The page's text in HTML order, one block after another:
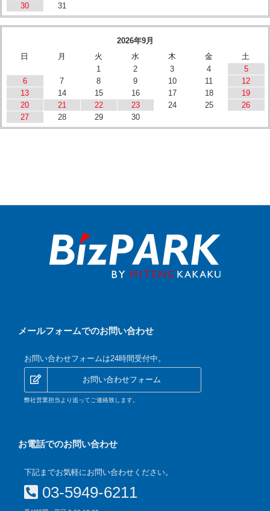
30
31
2026年9月
日
月 火 水 木 金
土
1
2 3 4
5
6
7 8 9 10 11
12
13
14 15 16 17 18
19
20
21 22 23 24 25
26
27
28 29 30
メールフォームでのお問い合わせ
お問い合わせフォームは24時間受付中。
お問い合わせフォーム
弊社営業担当より追ってご連絡致します。
お電話でのお問い合わせ
下記までお気軽にお問い合わせください。
03-5949-6211